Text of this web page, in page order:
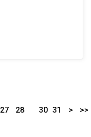
27
28
30 31 > >>